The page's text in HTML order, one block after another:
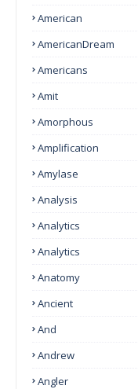
American
AmericanDream
Americans
Amit
Amorphous
Amplification
Amylase
Analysis
Analytics
Analytics
Anatomy
Ancient
And
Andrew
Angler